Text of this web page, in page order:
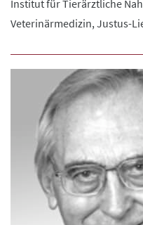
Institut für Tierärztliche
Veterinärmedizin, Justus-